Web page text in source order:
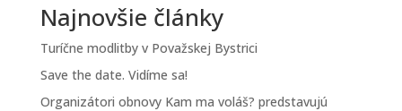
Najnovšie články
Turíčne modlitby v Považskej Bystrici
Save the date. Vidíme sa!
Organizátori obnovy Kam ma voláš? predstavujú